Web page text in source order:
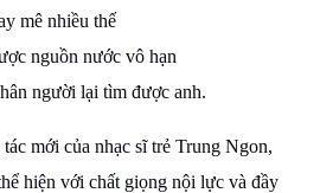
mê nhiều thế
nguồn nước vô hạn
người lại tìm được anh.
mới của nhạc sĩ trẻ Trung Ngon,
hiện với chất giọng nội lực và đầy